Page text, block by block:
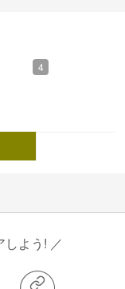
4
しよう!